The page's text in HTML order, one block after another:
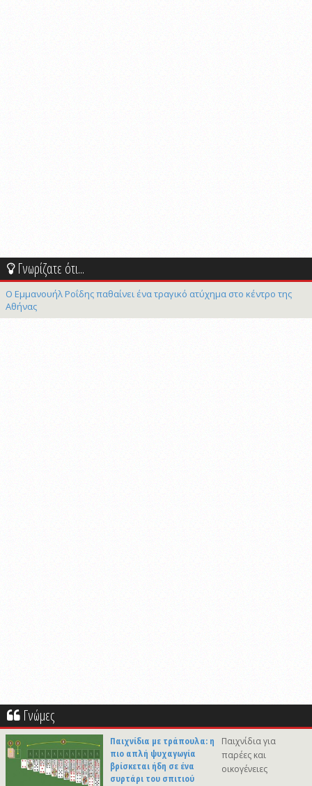
Γνωρίζατε ότι...
Ο Εμμανουήλ Ροΐδης παθαίνει ένα τραγικό ατύχημα στο κέντρο της
Αθήνας
Γνώμες
Παιχνίδια με τράπουλα: η
πιο απλή ψυχαγωγία
βρίσκεται ήδη σε ένα
συρτάρι του σπιτιού
Παιχνίδια για
παρέες και
οικογένειες